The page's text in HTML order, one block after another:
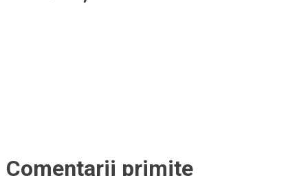
Comentarii primite